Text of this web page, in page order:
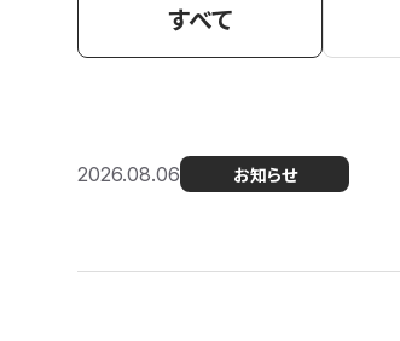
すべて
2026.08.06 お知らせ